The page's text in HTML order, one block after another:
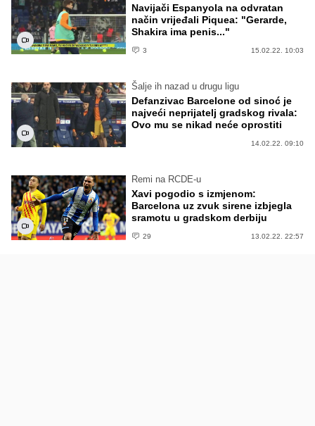
Navijači Espanyola na odvratan
način vrijeđali Piquea: "Gerarde,
Shakira ima penis..."
3 15.02.22. 10:03
Šalje ih nazad u drugu ligu
Defanzivac Barcelone od sinoć je
najveći neprijatelj gradskog rivala:
Ovo mu se nikad neće oprostiti
14.02.22. 09:10
Remi na RCDE-u
Xavi pogodio s izmjenom:
Barcelona uz zvuk sirene izbjegla
sramotu u gradskom derbiju
29 13.02.22. 22:57